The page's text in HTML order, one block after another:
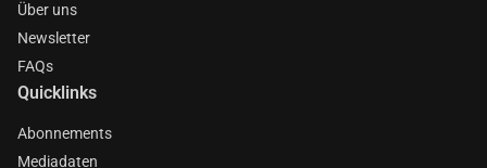
Über uns
Newsletter
FAQs
Quicklinks
Abonnements
Mediadaten